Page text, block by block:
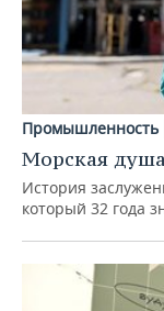
Промышленность
Морская
История
который 32 года